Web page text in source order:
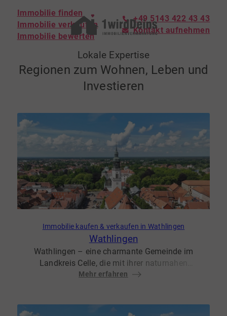
Immobilie finden
Immobilie verkaufen
Immobilie bewerten
+49 5143 422 43 43
Kontakt aufnehmen
Lokale Expertise
Regionen zum Wohnen, Leben und
Investieren
Immobilie kaufen & verkaufen in Wathlingen
Wathlingen
Wathlingen – eine charmante Gemeinde im
Landkreis Celle, die mit ihrer naturnahen
Lage, einer guten Infrastruktur und hoher
Wathlingen zu einem gefragten Wohnort für
Mehr erfahren